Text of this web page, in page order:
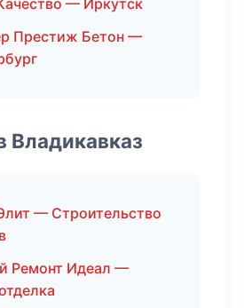
— Иркутск
Престиж Бетон —
Владикавказ
— Строительство
Ремонт Идеал —